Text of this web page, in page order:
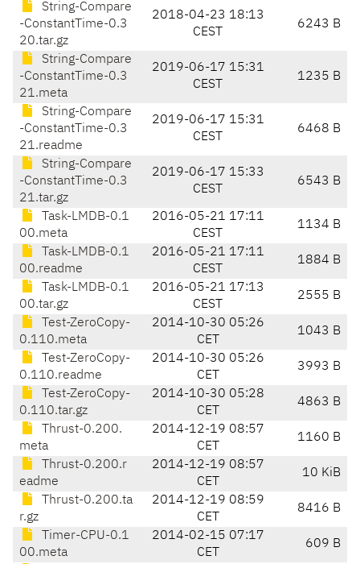
String-Compare
-ConstantTime-0.3
20.tar.gz
2018-04-23 18:13
CEST
6243 B
String-Compare
-ConstantTime-0.3
21.meta
2019-06-17 15:31
CEST
1235 B
String-Compare
-ConstantTime-0.3
21.readme
2019-06-17 15:31
CEST
6468 B
String-Compare
-ConstantTime-0.3
21.tar.gz
2019-06-17 15:33
CEST
6543 B
Task-LMDB-0.1
00.meta
2016-05-21 17:11
CEST
1134 B
Task-LMDB-0.1
00.readme
2016-05-21 17:11
CEST
1884 B
Task-LMDB-0.1
00.tar.gz
2016-05-21 17:13
CEST
2555 B
Test-ZeroCopy-
0.110.meta
2014-10-30 05:26
CET
1043 B
Test-ZeroCopy-
0.110.readme
2014-10-30 05:26
CET
3993 B
Test-ZeroCopy-
0.110.tar.gz
2014-10-30 05:28
CET
4863 B
Thrust-0.200.
meta
2014-12-19 08:57
CET
1160 B
Thrust-0.200.r
eadme
2014-12-19 08:57
CET
10 KiB
Thrust-0.200.ta
r.gz
2014-12-19 08:59
CET
8416 B
Timer-CPU-0.1
00.meta
2014-02-15 07:17
CET
609 B